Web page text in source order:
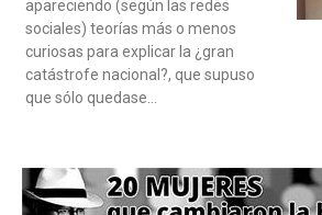
apareciendo (según las redes
sociales) teorías más o menos
curiosas para explicar la ¿gran
catástrofe nacional?, que supuso
que sólo quedase…